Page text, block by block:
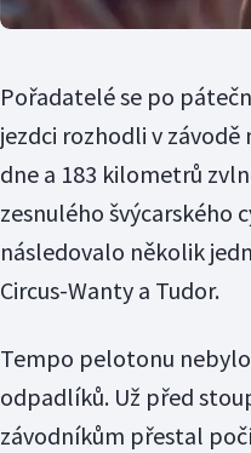
Pořadatelé se po
jezdci rozhodli v závodě
dne a 183 kilometrů
zesnulého švýcarského
následovalo několik
Circus-Wanty a Tudor.
Tempo pelotonu
odpadlíků. Už před
závodníkům přestal